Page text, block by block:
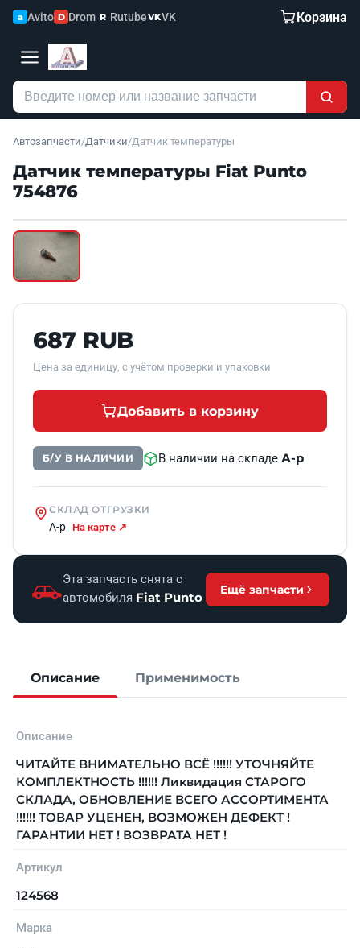
a Avito D Drom R RutubeVKVK Корзина
Автозапчасти/Датчики/Датчик температуры
Датчик температуры Fiat Punto
754876
Б/У В НАЛИЧИИ
687 RUB
Цена за единицу, с учётом проверки и упаковки
Добавить в корзину
Б/У В НАЛИЧИИ В наличии на складеА-р
СКЛАД ОТГРУЗКИ
А-р На карте ↗
Эта запчасть снята с
автомобиля Fiat Punto
Ещё запчасти
Описание Применимость
Описание
ЧИТАЙТЕ ВНИМАТЕЛЬНО ВСЁ !!!!!! УТОЧНЯЙТЕ
КОМПЛЕКТНОСТЬ !!!!!! Ликвидация СТАРОГО
СКЛАДА, ОБНОВЛЕНИЕ ВСЕГО АССОРТИМЕНТА
!!!!!! ТОВАР УЦЕНЕН, ВОЗМОЖЕН ДЕФЕКТ !
ГАРАНТИИ НЕТ ! ВОЗВРАТА НЕТ !
Артикул
124568
Марка